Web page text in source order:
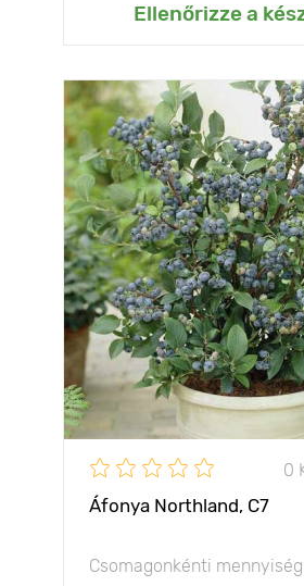
Ellenőrizze a
0
Áfonya Northland, C7
Csomagonkénti